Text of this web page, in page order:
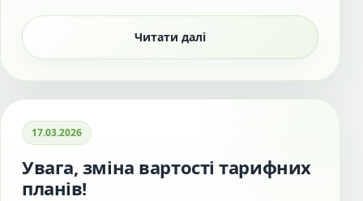
Читати далі
17.03.2026
Увага, зміна вартості тарифних
планів!